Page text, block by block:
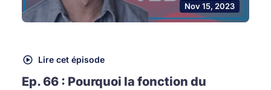
Nov 15, 2023
Lire cet épisode
Ep. 66 : Pourquoi la fonction du